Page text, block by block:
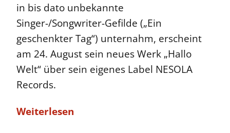
in bis dato unbekannte
Singer-/Songwriter-Gefilde („Ein
geschenkter Tag“) unternahm, erscheint
am 24. August sein neues Werk „Hallo
Welt“ über sein eigenes Label NESOLA
Records.
Weiterlesen